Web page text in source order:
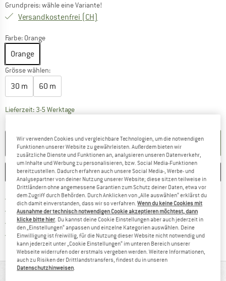
Grundpreis: wähle eine Variante!
Versandkostenfrei (CH)
Farbe: Orange
Orange
Grösse wählen:
30 m 60 m
Lieferzeit: 3-5 WerktageDer Link öffnet sich in einer Infobox und
IN DEN WARENKORB
MERKEN VERGLEICHEN
Portofrei ab CHF 100 (CH)Finde mehr Informationen zu den
100 Tage RückgaberechtGehe hier zu den Rückgabe-
Kauf auf RechnungFinde die Zahlungs-Infos hier! Öffnet
Trusted Shops KäuferschutzFinde alle Infos hier!
Wir verwenden Cookies und vergleichbare Technologien, um die notwendigen
Funktionen unserer Website zu gewährleisten. Außerdem bieten wir
zusätzliche Dienste und Funktionen an, analysieren unseren Datenverkehr,
um Inhalte und Werbung zu personalisieren, bzw. Social Media-Funktionen
bereitzustellen. Dadurch erfahren auch unsere Social Media-, Werbe- und
Analysepartner von deiner Nutzung unserer Website; diese sitzen teilweise in
Drittländern ohne angemessene Garantien zum Schutz deiner Daten, etwa vor
dem Zugriff durch Behörden. Durch Anklicken von „Alle auswählen“ erklärst du
dich damit einverstanden, dass wir so verfahren.Wenn du keine Cookies mit
Ausnahme der technisch notwendigen Cookie akzeptieren möchtest, dann
klicke bitte hier. Du kannst deine Cookie Einstellungen aber auch jederzeit in
den „Einstellungen“ anpassen und einzelne Kategorien auswählen. Deine
Einwilligung ist freiwillig, für die Nutzung dieser Website nicht notwendig und
kann jederzeit unter „Cookie Einstellungen“ im unteren Bereich unserer
Webseite widerrufen oder erstmals vergeben werden. Weitere Informationen,
auch zu Risiken der Drittlandstransfers, findest du in unseren
Datenschutzhinweisen.